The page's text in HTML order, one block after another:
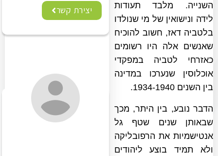
השנייה. מלבד תעודות
לידה ונישואין של מי שנולדו
בלטביה דאז, חשוב להוכיח
שאנשים אלה היו רשומים
כאזרחי לטביה במפקדי
אוכלוסין שנערכו במדינה
בין השנים 1934-1940.
הדבר נובע, בין היתר, מכך
שבאותן שנים שטף גל
אנטישמיות את הרפובליקה
ולא תמיד בוצע ליהודים
יצירת קשר